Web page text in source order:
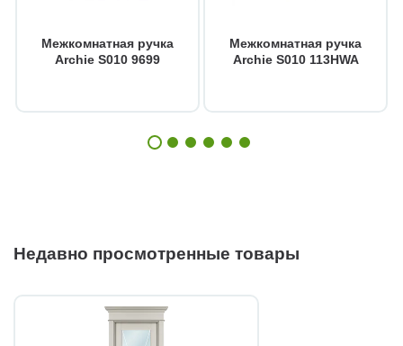
Межкомнатная ручка
Archie S010 9699
Межкомнатная ручка
Archie S010 113HWA
Недавно просмотренные товары